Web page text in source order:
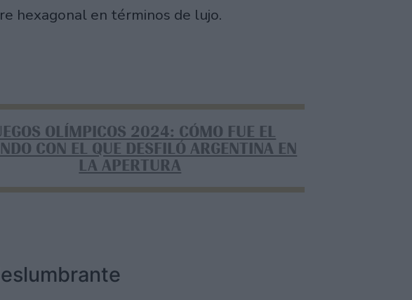
hexagonal en términos de lujo.
OLÍMPICOS 2024: CÓMO FUE EL
CON EL QUE DESFILÓ ARGENTINA EN
LA APERTURA